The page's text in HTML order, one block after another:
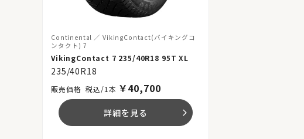
Continental
VikingContact(バイキングコ
ンタクト) 7
VikingContact 7 235/40R18 95T XL
235/40R18
税込/1本 ￥40,700
詳細を見る arrow_forward_ios